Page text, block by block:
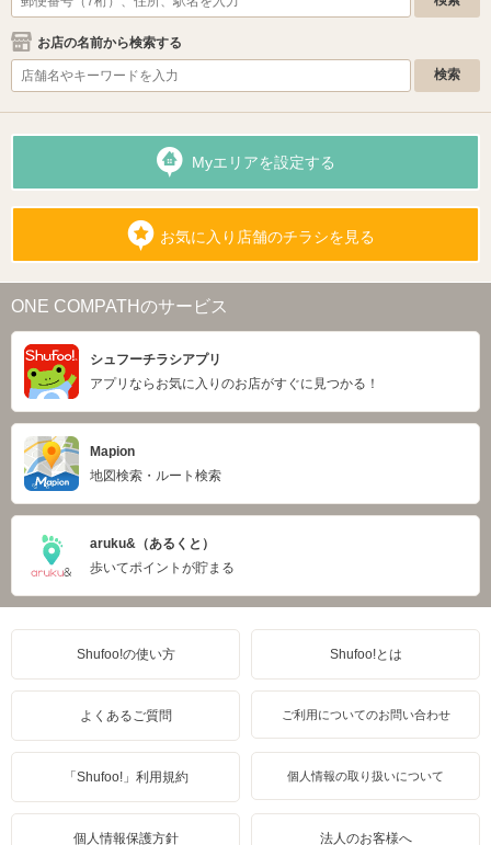
お店の名前から検索する
Myエリアを設定する
お気に入り店舗のチラシを見る
ONE COMPATHのサービス
シュフーチラシアプリ
アプリならお気に入りのお店がすぐに見つかる！
Mapion
地図検索・ルート検索
aruku&（あるくと）
歩いてポイントが貯まる
Shufoo!の使い方 Shufoo!とは
よくあるご質問 ご利用についてのお問い合わせ
「Shufoo!」利用規約 個人情報の取り扱いについて
個人情報保護方針 法人のお客様へ